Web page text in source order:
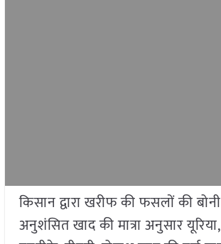
किसान द्वारा खरीफ की फसलों की
अनुशंसित खाद की मात्रा अनुसार